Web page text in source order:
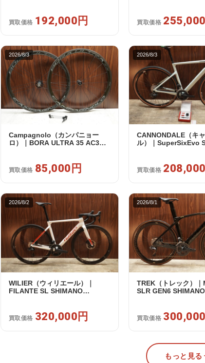
買取価格 192,000円
円
買取価格
2026/8/3
Campagnolo（カンパニョー
ロ）｜BORA ULTRA 35 AC3
額 85,000円
買取価格 85,000円
2026/8/3
CANNONDALE（キ
ル）｜SuperSixEvo
年｜美品｜買取金額
買取価格
2026/8/2
WILIER（ウィリエール）｜
FILANTE SL SHIMANO
320,000円
買取価格 320,000円
2026/8/1
TREK（トレック）
SLR GEN6 SHIMANO
300,000円
買取価格
もっと見る